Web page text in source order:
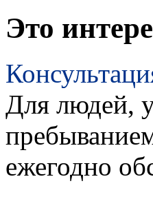
Это
Для людей,
ежегодно